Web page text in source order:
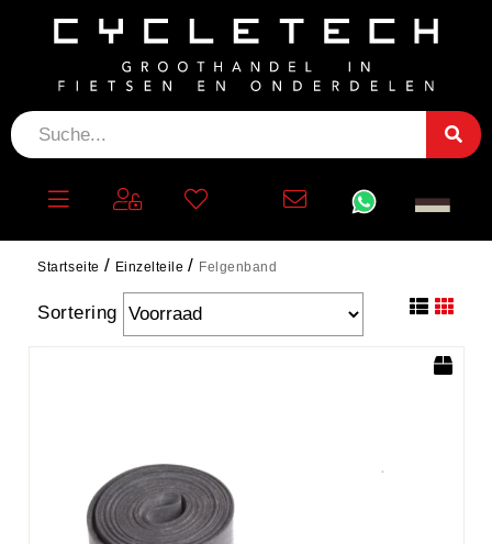
Startseite Einzelteile Felgenband
FELGENBAND
Sortering